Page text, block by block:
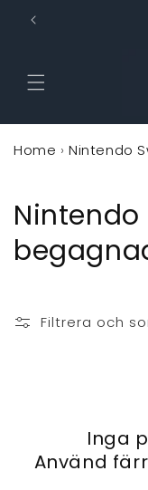
vidare
till
Home › Nintendo
P
r
d
Nintendo
Filtrera och
Inga
Använd